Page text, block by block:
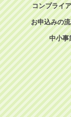
コンプライ
お申込みの
中小事